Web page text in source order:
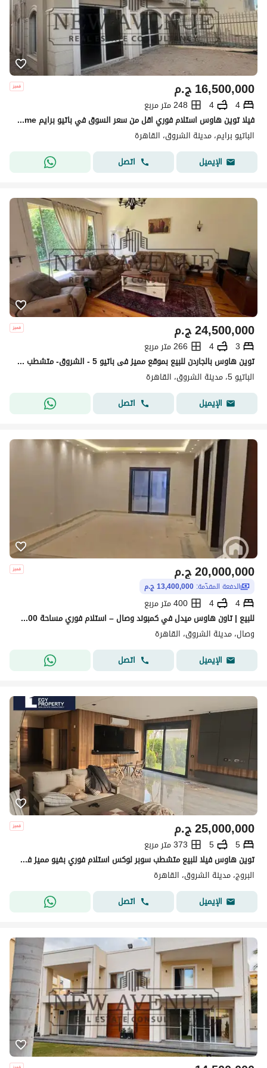
ج.م16,500,000
4
4
248 متر مربع
فيلا توين هاوس استلام فوري اقل من سعر السوق في باتيو برايم Patio Prime الشروق
الباتيو برايم، مدينة الشروق، القاهرة
الإيميل
اتصل
ج.م24,500,000
3
4
266 متر مربع
توين هاوس بالجاردن للبيع بموقع مميز فى باتيو 5 - الشروق- متشطب بالكامل بالتكييفات - El Patio 5
الباتيو 5، مدينة الشروق، القاهرة
الإيميل
اتصل
ج.م20,000,000
الدفعة المقدّمة: 13,400,000 ج.م
4
4
400 متر مربع
للبيع | تاون هاوس ميدل في كمبوند وصال – استلام فوري مساحة 400 متر
وصال، مدينة الشروق، القاهرة
الإيميل
اتصل
ج.م25,000,000
5
5
373 متر مربع
توين هاوس فيلا للبيع متشطب سوبر لوكس استلام فوري بفيو مميز في البروج - الشروق Al Burouj
البروج، مدينة الشروق، القاهرة
الإيميل
اتصل